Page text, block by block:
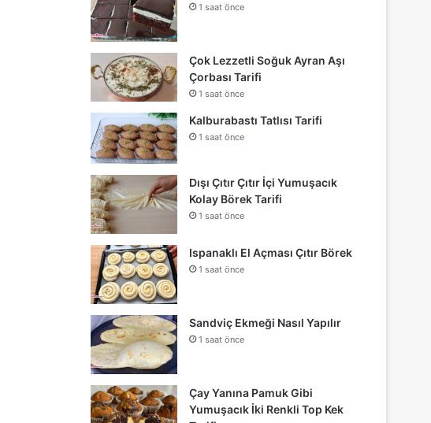
1 saat önce
Çok Lezzetli Soğuk Ayran Aşı
Çorbası Tarifi
1 saat önce
Kalburabastı Tatlısı Tarifi
1 saat önce
Dışı Çıtır Çıtır İçi Yumuşacık
Kolay Börek Tarifi
1 saat önce
Ispanaklı El Açması Çıtır Börek
1 saat önce
Sandviç Ekmeği Nasıl Yapılır
1 saat önce
Çay Yanına Pamuk Gibi
Yumuşacık İki Renkli Top Kek